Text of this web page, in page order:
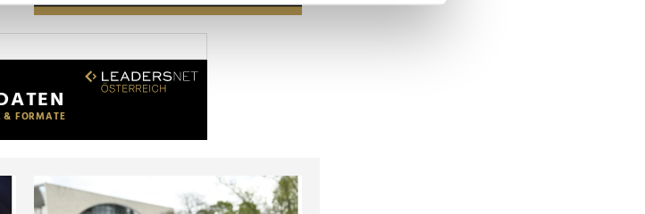
Funktionen für soziale Medien anbieten zu können
und Analysen weiter. Unsere Partner führen diese Informationen
bereitgestellt haben oder die sie im Rahmen Ihrer Nutzung